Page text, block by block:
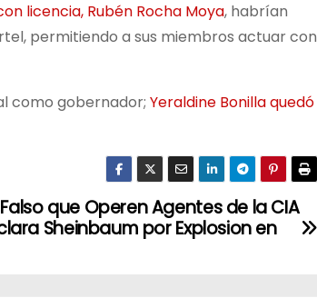
licencia, Rubén Rocha Moya, habrían
permitiendo a sus miembros actuar con
como gobernador; Yeraldine Bonilla quedó
que Operen Agentes de la CIA
Sheinbaum por Explosion en